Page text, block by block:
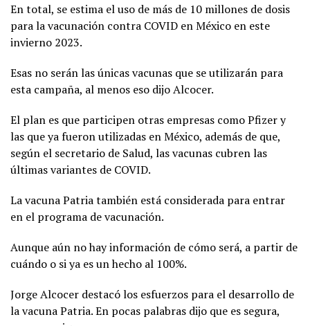
En total, se estima el uso de más de 10 millones de dosis
para la vacunación contra COVID en México en este
invierno 2023.
Esas no serán las únicas vacunas que se utilizarán para
esta campaña, al menos eso dijo Alcocer.
El plan es que participen otras empresas como Pfizer y
las que ya fueron utilizadas en México, además de que,
según el secretario de Salud, las vacunas cubren las
últimas variantes de COVID.
La vacuna Patria también está considerada para entrar
en el programa de vacunación.
Aunque aún no hay información de cómo será, a partir de
cuándo o si ya es un hecho al 100%.
Jorge Alcocer destacó los esfuerzos para el desarrollo de
la vacuna Patria. En pocas palabras dijo que es segura,